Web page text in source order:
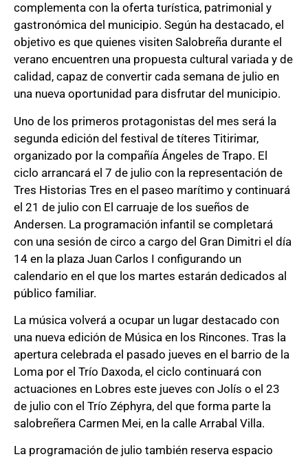
complementa con la oferta turística, patrimonial y
gastronómica del municipio. Según ha destacado, el
objetivo es que quienes visiten Salobreña durante el
verano encuentren una propuesta cultural variada y de
calidad, capaz de convertir cada semana de julio en
una nueva oportunidad para disfrutar del municipio.
Uno de los primeros protagonistas del mes será la
segunda edición del festival de títeres Titirimar,
organizado por la compañía Ángeles de Trapo. El
ciclo arrancará el 7 de julio con la representación de
Tres Historias Tres en el paseo marítimo y continuará
el 21 de julio con El carruaje de los sueños de
Andersen. La programación infantil se completará
con una sesión de circo a cargo del Gran Dimitri el día
14 en la plaza Juan Carlos I configurando un
calendario en el que los martes estarán dedicados al
público familiar.
La música volverá a ocupar un lugar destacado con
una nueva edición de Música en los Rincones. Tras la
apertura celebrada el pasado jueves en el barrio de la
Loma por el Trío Daxoda, el ciclo continuará con
actuaciones en Lobres este jueves con Jolís o el 23
de julio con el Trío Zéphyra, del que forma parte la
salobreñera Carmen Mei, en la calle Arrabal Villa.
La programación de julio también reserva espacio